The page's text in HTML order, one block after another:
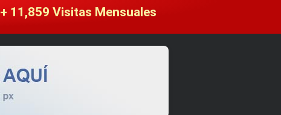
+ 11,859 Visitas Mensuales